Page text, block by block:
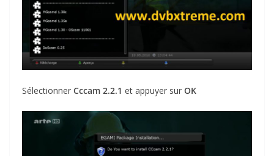
Sélectionner Cccam 2.2.1 et appuyer sur OK